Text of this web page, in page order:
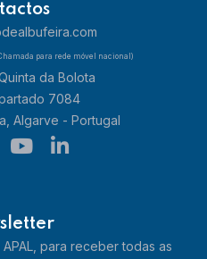
para rede móvel nacional)
da Bolota
7084
Algarve - Portugal
para receber todas as